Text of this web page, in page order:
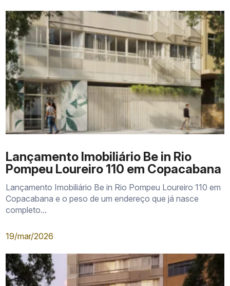
Lançamento Imobiliário Be in Rio
Pompeu Loureiro 110 em Copacabana
Lançamento Imobiliário Be in Rio Pompeu Loureiro 110 em
Copacabana e o peso de um endereço que já nasce
completo...
19/mar/2026